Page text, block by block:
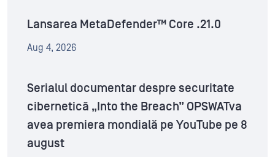
Lansarea MetaDefender™ Core .21.0
Aug 4, 2026
Serialul documentar despre securitate
cibernetică „Into the Breach” OPSWATva
avea premiera mondială pe YouTube pe 8
august